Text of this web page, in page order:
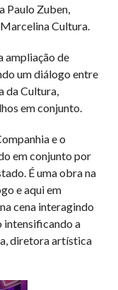
Paulo Zuben,
Cultura.
ampliação de
um diálogo entre
da Cultura,
em conjunto.
e o
em conjunto por
É uma obra na
e aqui em
cena interagindo
intensificando a
diretora artística